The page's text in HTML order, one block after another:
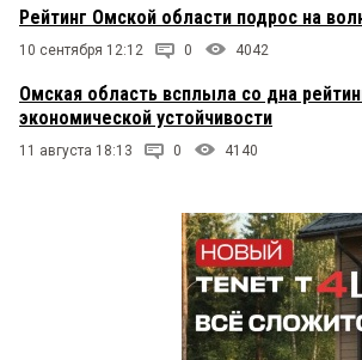
Рейтинг Омской области подрос на
10 сентября 12:12 0 4042
Омская область всплыла со дна
экономической устойчивости
11 августа 18:13 0 4140